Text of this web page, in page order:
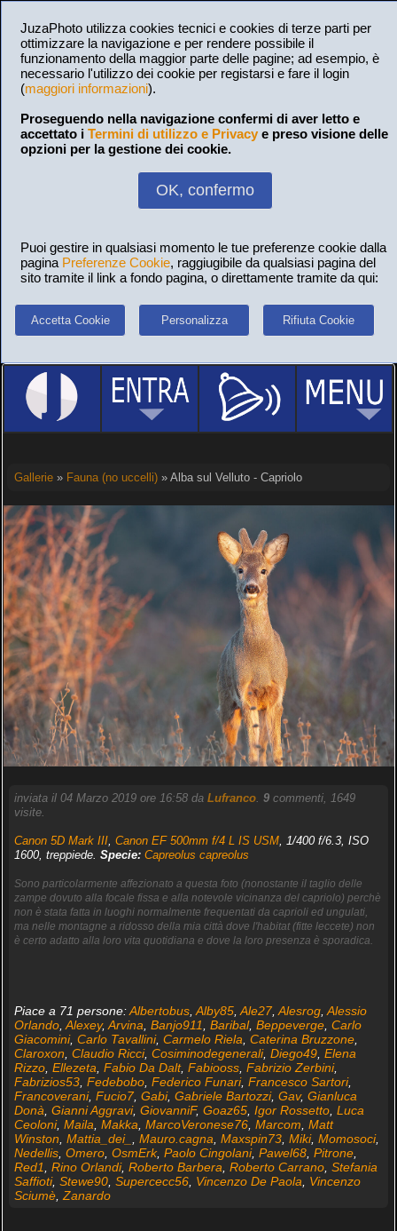
JuzaPhoto utilizza cookies tecnici e cookies di terze parti per
ottimizzare la navigazione e per rendere possibile il
funzionamento della maggior parte delle pagine; ad esempio, è
necessario l'utilizzo dei cookie per registarsi e fare il login
(maggiori informazioni).
Proseguendo nella navigazione confermi di aver letto e
accettato i Termini di utilizzo e Privacy e preso visione delle
opzioni per la gestione dei cookie.
OK, confermo
Puoi gestire in qualsiasi momento le tue preferenze cookie dalla
pagina Preferenze Cookie, raggiugibile da qualsiasi pagina del
sito tramite il link a fondo pagina, o direttamente tramite da qui:
Accetta Cookie Personalizza Rifiuta Cookie
Gallerie» Fauna (no uccelli)» Alba sul Velluto - Capriolo
inviata il 04 Marzo 2019 ore 16:58 da Lufranco. 9commenti, 1649
visite.
Canon 5D Mark III, Canon EF 500mm f/4 L IS USM, 1/400 f/6.3, ISO
1600, treppiede. Specie: Capreolus capreolus
Sono particolarmente affezionato a questa foto (nonostante il taglio delle
zampe dovuto alla focale fissa e alla notevole vicinanza del capriolo) perchè
non è stata fatta in luoghi normalmente frequentati da caprioli ed ungulati,
ma nelle montagne a ridosso della mia città dove l'habitat (fitte leccete) non
è certo adatto alla loro vita quotidiana e dove la loro presenza è sporadica.
Piace a 71 persone:Albertobus, Alby85, Ale27, Alesrog, Alessio
Orlando, Alexey, Arvina Banjo911 Baribal, Beppeverge, Carlo
Giacomini, Carlo Tavallini, Carmelo Riela Caterina Bruzzone,
Claroxon Claudio Ricci, Cosiminodegenerali, Diego49, Elena
Rizzo, Ellezeta Fabio Da Dalt, Fabiooss, Fabrizio Zerbini,
Fabrizios53, Fedebobo, Federico Funari, Francesco Sartori,
Francoverani, Fucio7, Gabi, Gabriele Bartozzi, Gav, Gianluca
Donà Gianni Aggravi, GiovanniF, Goaz65, Igor Rossetto, Luca
Ceoloni, Maila Makka MarcoVeronese76, Marcom Matt
Winston Mattia_dei_ Mauro.cagna Maxspin73, Miki, Momosoci,
Nedellis, Omero, OsmErk, Paolo Cingolani, Pawel68, Pitrone,
Red1
Rino Orlandi, Roberto Barbera Roberto Carrano, Stefania
Saffioti, Stewe90, Supercecc56, Vincenzo De Paola
Vincenzo
Sciumè, Zanardo